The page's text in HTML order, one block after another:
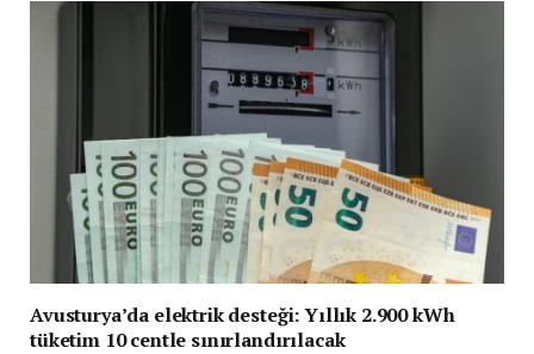
Avusturya’da elektrik desteği: Yıllık 2.900 kWh
tüketim 10 centle sınırlandırılacak